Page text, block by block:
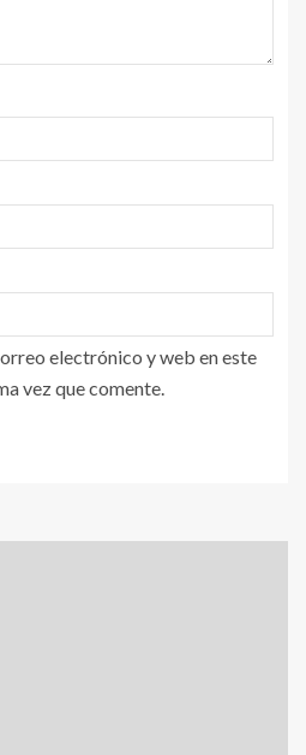
electrónico y web en este
vez que comente.